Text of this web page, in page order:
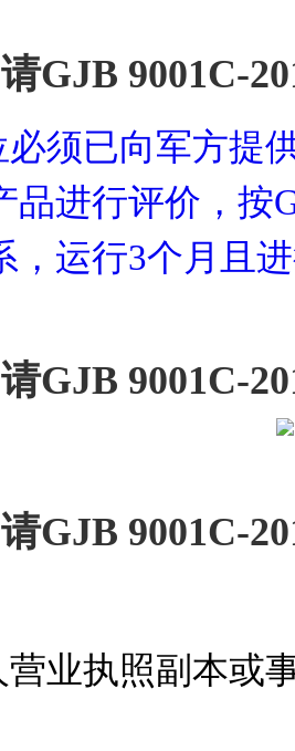
GJB 9001C-
须已向军方提
品进行评价，按
，运行3个月且
GJB 9001C-
GJB 9001C-
营业执照副本或